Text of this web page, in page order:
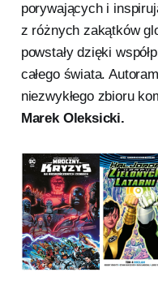
porywających i
z różnych zakątków
powstały dzięki
całego świata.
niezwykłego zbioru
Marek Oleksicki.